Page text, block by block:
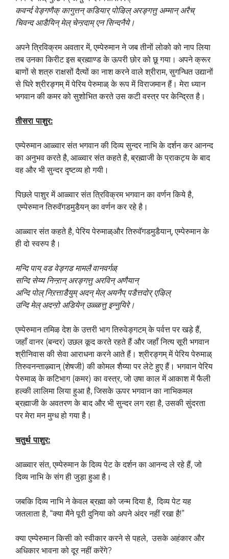
कवर्न्द वेङ्गणैक् कागुत्तन् कडियार् पोऴिल् अरङ्गत्तु अम्मान् अरैच्
चिवन्द आडैयिन् मेल् चेन्ऱदाम् एन सिन्दनैये।
अपने त्रिविक्रम अवतार में, एम्पेरुमान ने जब तीनों लोको को नाप लिया
तब उनका किरीट इस ब्रह्माण्ड के ऊपरी छोर को छू गया। अपने क्रूर
बाणों से शत्रु राक्षसों दैत्यों का नाश करने वाले श्रीराम, सुगन्धित उद्यानों
से घिरे श्रीरङ्गम् में पेरिय पेरुमाळ् के रूप में विराजमान हैं। मेरा ध्यान
भगवान की कमर को सुशोभित करते उस कटी वस्त्र पर केन्द्रित है।
तीसरा पाशुर:
एम्पेरुमान आळ्वार संत भगवान की दिव्य सुन्दर नाभि के दर्शन कर आनन्द
का अनुभव करते है, आळ्वार संत कहते है, ब्रह्माजी के प्राकट्य के बाद
वह और भी सुन्दर दृष्टव्य हो गयी।
पिछले पाशुर में आळ्वार संत त्रिविक्रम भगवान का वर्णन किये है,
एम्पेरुमान तिरुवॅगडमुडैयन् का वर्णन कर रहे है।
आळ्वार संत कहते है, पेरिय पेरुमाळ्और तिरुवॅगडमुडैयान्, एम्पेरुमान के
ही दो स्वरुप है।
मन्दि पाय् वड वेङ्गड मामलै वानवर्गळ्
सन्दि सेय्य निन्ऱान् अरङ्गत्तु अरविन् अणैयान्
अन्दि पोल् निऱत्ताडैयुम् अदन् मेल् अयनैप् पडैत्तदोर् एऴिल्
उन्दि मेल् अदन्ऱो अडियेन् उळ्ळत्तु इन्नुयिरे।
एम्पेरुमान तमिऴ देश के उत्तरी भाग तिरुवेङ्गटम् के पर्वत्त पर खड़े हैं,
जहाँ वानर (बन्दर) उछल कूद करते रहते हैं और जहाँ नित्य सूरी भगवान
श्रीनिवास की सेवा आराधना करने आते हैं। श्रीरङ्गम् में पेरिय पेरुमाळ्
तिरुवनन्ताऴ्वान् (शेषजी) की कोमल शैय्या पर लेटे हुए हैं। भगवान पेरिय
पेरुमाळ् के कटिभाग (कमर) का वस्त्र, जो उषा काल में आकाश में फैली
हल्की लालिमा लिया हुआ है, जिसके ऊपर भगवान का नाभिकमल
ब्रह्माजी के अवतरण के बाद और भी सुन्दर लग रहा है, उसकी सुंदरता
पर मेरा मन मुग्ध हो गया है।
चतुर्थ पाशुर:
आळ्वार संत, एम्पेरुमान के दिव्य पेट के दर्शन का आनन्द ले रहे हैं, जो
दिव्य नाभि के संग ही जुड़ा हुआ है।
जबकि दिव्य नाभि ने केवल ब्रह्मा को जन्म दिया है, दिव्य पेट यह
जतलाता है, “क्या मैंने पूरी दुनिया को अपने अंदर नहीं रखा है!”
क्या एम्पेरुमान किसी को स्वीकार करने से पहले, उसके अहंकार और
अधिकार भावना को दूर नहीं करेंगे?